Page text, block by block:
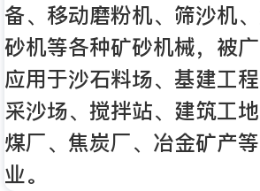
备、移动磨粉机、筛沙机
砂机等各种矿砂机械，被
应用于沙石料场、基建工程
采沙场、搅拌站、建筑工地
煤厂、焦炭厂、冶金矿产
业。